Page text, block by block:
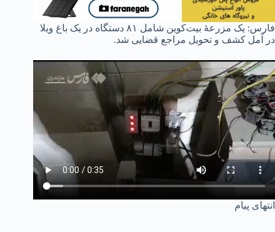
فارس: یک مزرعۀ بیت‌کوین شامل ۸۱ دستگاه در یک باغ ویلا
در آمل کشف و تحویل مراجع قضایی شد.
انتهای پیام